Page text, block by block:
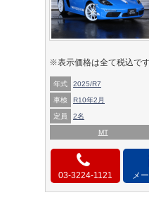
※表示価格は全て税込です
年式 2025/R7
車検 R10年2月
定員 2名
MT
03-3224-1121 メ